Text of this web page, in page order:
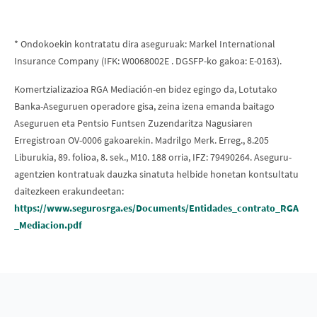
* Ondokoekin kontratatu dira aseguruak: Markel International
Insurance Company (IFK: W0068002E . DGSFP-ko gakoa: E-0163).
Komertzializazioa RGA Mediación-en bidez egingo da, Lotutako
Banka-Aseguruen operadore gisa, zeina izena emanda baitago
Aseguruen eta Pentsio Funtsen Zuzendaritza Nagusiaren
Erregistroan OV-0006 gakoarekin. Madrilgo Merk. Erreg., 8.205
Liburukia, 89. folioa, 8. sek., M10. 188 orria, IFZ: 79490264. Aseguru-
agentzien kontratuak dauzka sinatuta helbide honetan kontsultatu
daitezkeen erakundeetan:
https://www.segurosrga.es/Documents/Entidades_contrato_RGA
_Mediacion.pdf